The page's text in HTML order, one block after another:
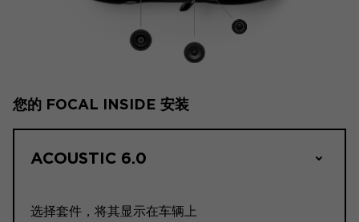
您的 FOCAL INSIDE 安装
ACOUSTIC 6.0
选择套件，将其显示在车辆上